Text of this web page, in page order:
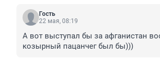
Гость
22 мая, 08:19
А вот выступал бы за афганистан
козырный пацанчег был бы)))